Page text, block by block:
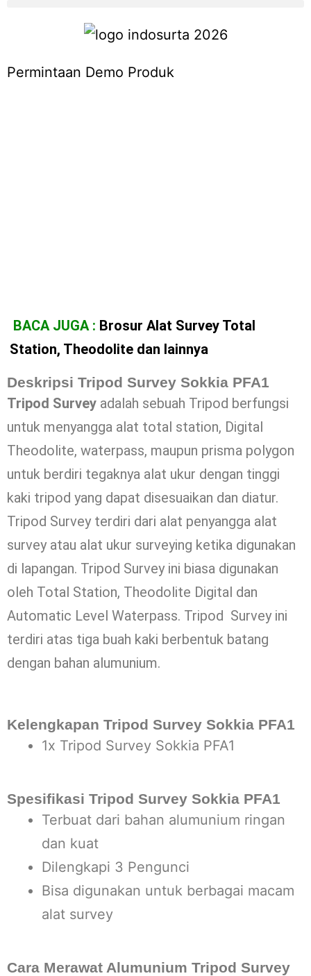
Permintaan Demo Produk
BACA JUGA : Brosur Alat Survey Total
Station, Theodolite dan lainnya
Deskripsi Tripod Survey Sokkia PFA1
Tripod Survey adalah sebuah Tripod berfungsi
untuk menyangga alat total station, Digital
Theodolite, waterpass, maupun prisma polygon
untuk berdiri tegaknya alat ukur dengan tinggi
kaki tripod yang dapat disesuaikan dan diatur.
Tripod Survey terdiri dari alat penyangga alat
survey atau alat ukur surveying ketika digunakan
di lapangan. Tripod Survey ini biasa digunakan
oleh Total Station, Theodolite Digital dan
Automatic Level Waterpass. Tripod Survey ini
terdiri atas tiga buah kaki berbentuk batang
dengan bahan alumunium.
Kelengkapan Tripod Survey Sokkia PFA1
1x Tripod Survey Sokkia PFA1
Spesifikasi Tripod Survey Sokkia PFA1
Terbuat dari bahan alumunium ringan
dan kuat
Dilengkapi 3 Pengunci
Bisa digunakan untuk berbagai macam
alat survey
Cara Merawat Alumunium Tripod Survey